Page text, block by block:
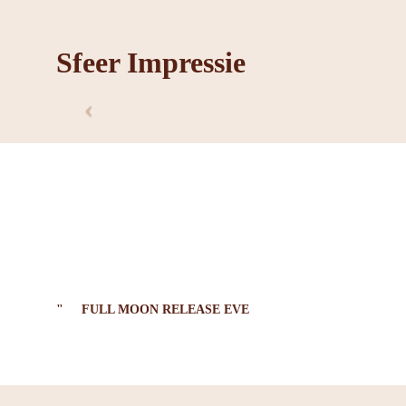
Sfeer Impressie
FULL MOON RELEASE EVE